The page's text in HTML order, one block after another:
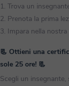
1. Trova un
2. Prenota la prima
3. Impara nella
📃 Ottieni una
sole 25 ore! 📃
Scegli un insegnante,